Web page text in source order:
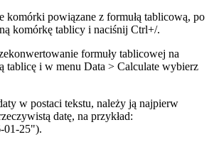
komórki powiązane z formułą tablicową, po
komórkę tablicy i naciśnij Ctrl+/.
formuły tablicowej na
tablicę i w menu Data > Calculate wybierz
w postaci tekstu, należy ją najpierw
datę, na przykład:
01-25").